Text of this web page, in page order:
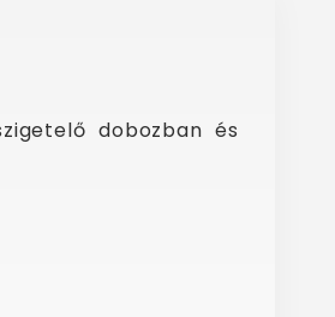
dobozban és